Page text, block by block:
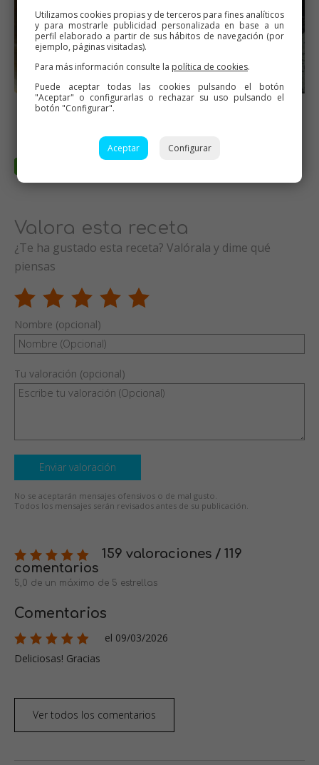
Y cocer a fuego suave 5
minutos Mambo
Lentejas estofadas con
Valora esta receta
¿Te ha gustado esta receta? Valórala y dime qué
piensas
Nombre (opcional)
Tu valoración (opcional)
Enviar valoración
No se aceptarán mensajes ofensivos o de mal gusto.
Todos los mensajes serán revisados antes de su publicación.
159 valoraciones / 119
comentarios
5,0 de un máximo de 5 estrellas
Comentarios
el 09/03/2026
Deliciosas! Gracias
Ver todos los comentarios
Utilizamos cookies propias y de terceros para fines analíticos
y para mostrarle publicidad personalizada en base a un
perfil elaborado a partir de sus hábitos de navegación (por
ejemplo, páginas visitadas).
Para más información consulte la política de cookies.
Puede aceptar todas las cookies pulsando el botón
"Aceptar" o configurarlas o rechazar su uso pulsando el
botón "Configurar".
Aceptar Configurar